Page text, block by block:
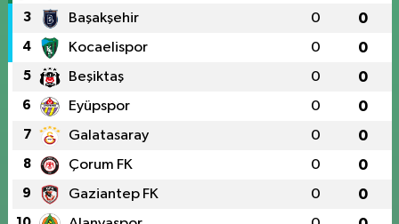
3 Başakşehir 0 0
4 Kocaelispor 0 0
5 Beşiktaş 0 0
6 Eyüpspor 0 0
7 Galatasaray 0 0
8 Çorum FK 0 0
9 Gaziantep FK 0 0